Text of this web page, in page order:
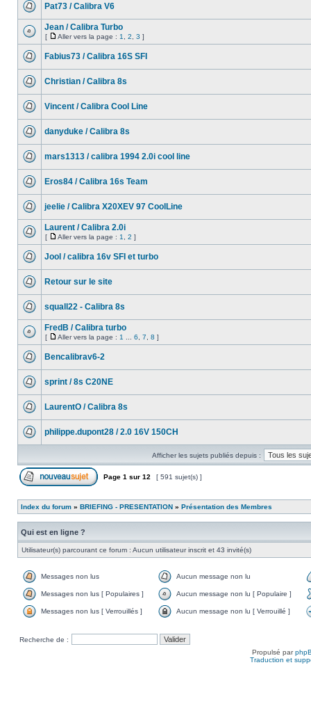
Pat73 / Calibra V6
Jean / Calibra Turbo
[ Aller vers la page : 1 2 3 ]
Fabius73 / Calibra 16S SFI
Christian / Calibra 8s
Vincent / Calibra Cool Line
danyduke / Calibra 8s
mars1313 / calibra 1994 2.0i cool line
Eros84 / Calibra 16s Team
jeelie / Calibra X20XEV 97 CoolLine
Laurent / Calibra 2.0i
[ Aller vers la page : 1 2 ]
Jool / calibra 16v SFI et turbo
Retour sur le site
squall22 - Calibra 8s
FredB / Calibra turbo
[ Aller vers la page : 1 6 7 8 ]
Bencalibrav6-2
sprint / 8s C20NE
LaurentO / Calibra 8s
philippe.dupont28 / 2.0 16V 150CH
Afficher les sujets publiés depuis :
Page 1 sur 12 [ 591 sujet(s) ]
Index du forum » BRIEFING - PRESENTATION » Présentation des Membres
Qui est en ligne ?
Utilisateur(s) parcourant ce forum : Aucun utilisateur inscrit et 43 invité(s)
Messages non lus Aucun message non lu
Messages non lus [ Populaires ] Aucun message non lu [ Populaire ]
Messages non lus [ Verrouillés ] Aucun message non lu [ Verrouillé ]
Recherche de :
Propulsé par
Traduction et